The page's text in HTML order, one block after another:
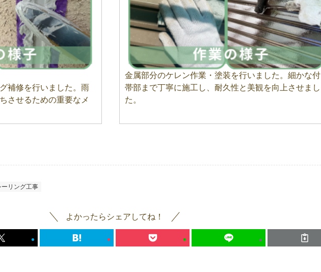
補修を行いました。雨
させるための重要なメ
金属部分のケレン作業・塗装を行いました。細かな付
帯部まで丁寧に施工し、耐久性と美観を向上させまし
た。
ーリング工事
よかったらシェアしてね！